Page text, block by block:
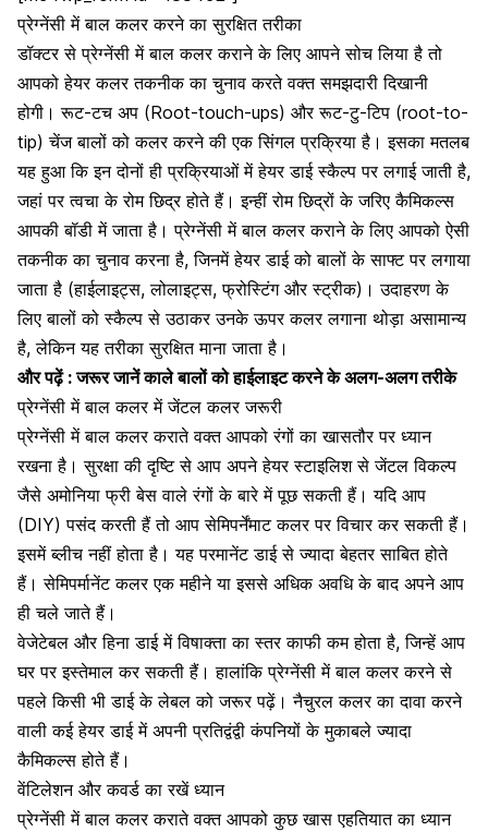
प्रेग्नेंसी में बाल कलर करने का सुरक्षित तरीका
डॉक्टर से प्रेग्नेंसी में बाल कलर कराने के लिए आपने सोच लिया है तो
आपको हेयर कलर तकनीक का चुनाव करते वक्त समझदारी दिखानी
होगी। रूट-टच अप (Root-touch-ups) और रूट-टु-टिप (root-to-
tip) चेंज बालों को कलर करने की एक सिंगल प्रक्रिया है। इसका मतलब
यह हुआ कि इन दोनों ही प्रक्रियाओं में हेयर डाई स्कैल्प पर लगाई जाती है,
जहां पर त्वचा के रोम छिद्र होते हैं। इन्हीं रोम छिद्रों के जरिए कैमिकल्स
आपकी बॉडी में जाता है। प्रेग्नेंसी में बाल कलर कराने के लिए आपको ऐसी
तकनीक का चुनाव करना है, जिनमें हेयर डाई को बालों के साफ्ट पर लगाया
जाता है (हाईलाइट्स, लोलाइट्स, फ्रोस्टिंग और स्ट्रीक)। उदाहरण के
लिए बालों को स्कैल्प से उठाकर उनके ऊपर कलर लगाना थोड़ा असामान्य
है, लेकिन यह तरीका सुरक्षित माना जाता है।
और पढ़ें :जरूर जानें काले बालों को हाईलाइट करने के अलग-अलग तरीके
प्रेग्नेंसी में बाल कलर में जेंटल कलर जरूरी
प्रेग्नेंसी में बाल कलर कराते वक्त आपको रंगों का खासतौर पर ध्यान
रखना है। सुरक्षा की दृष्टि से आप अपनेहेयर स्टाइलिशसे जेंटल विकल्प
जैसे अमोनिया फ्री बेस वाले रंगों के बारे में पूछ सकती हैं। यदि आप
(DIY) पसंद करती हैं तो आप सेमिपर्नेंमाट कलर पर विचार कर सकती हैं।
इसमें ब्लीच नहीं होता है। यहपरमानेंट डाईसे ज्यादा बेहतर साबित होते
हैं। सेमिपर्मानेंट कलर एक महीने या इससे अधिक अवधि के बाद अपने आप
ही चले जाते हैं।
वेजेटेबल और हिना डाई में विषाक्ता का स्तर काफी कम होता है, जिन्हें आप
घर पर इस्तेमाल कर सकती हैं। हालांकि प्रेग्नेंसी में बाल कलर करने से
पहले किसी भी डाई के लेबल को जरूर पढ़ें।नैचुरल कलरका दावा करने
वाली कई हेयर डाई में अपनी प्रतिद्वंद्वी कंपनियों के मुकाबले ज्यादा
कैमिकल्स होते हैं।
वेंटिलेशन और कवर्ड का रखें ध्यान
प्रेग्नेंसी में बाल कलर कराते वक्त आपको कुछ खास एहतियात का ध्यान